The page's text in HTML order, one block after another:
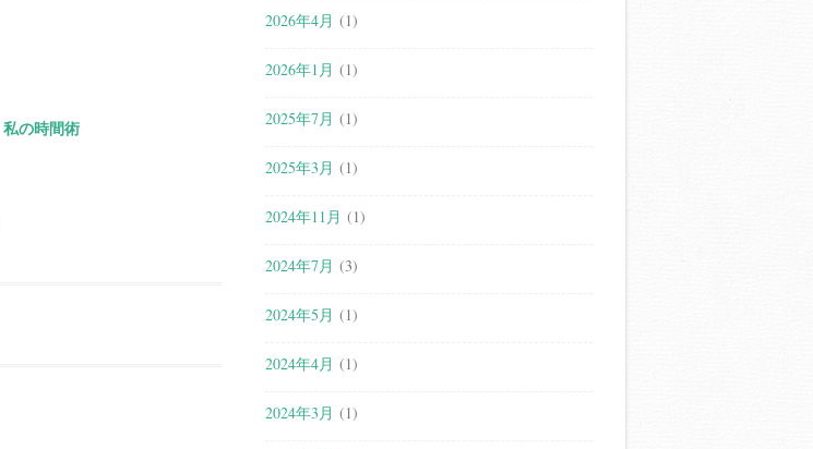
私の時間術
2026年4月 (1)
2026年1月 (1)
2025年7月 (1)
2025年3月 (1)
2024年11月 (1)
2024年7月 (3)
2024年5月 (1)
2024年4月 (1)
2024年3月 (1)